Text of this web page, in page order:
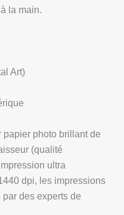
la main.
Art)
photo brillant de
(qualité
ultra
dpi, les impressions
des experts de